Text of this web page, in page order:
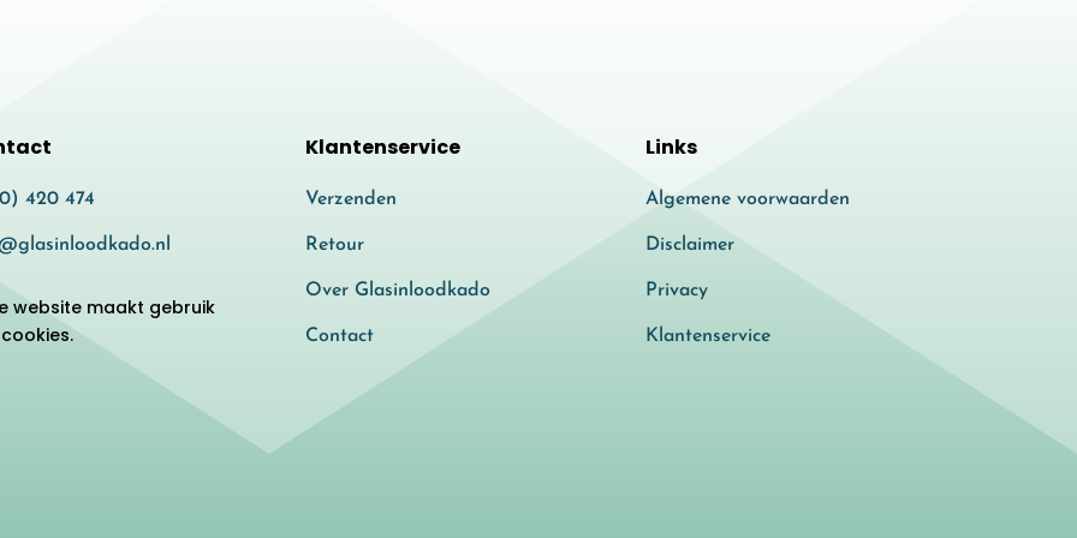
420 474
website maakt gebruik
Klantenservice
Verzenden
Retour
Over Glasinloodkado
Contact
Links
Algemene voorwaarden
Disclaimer
Privacy
Klantenservice